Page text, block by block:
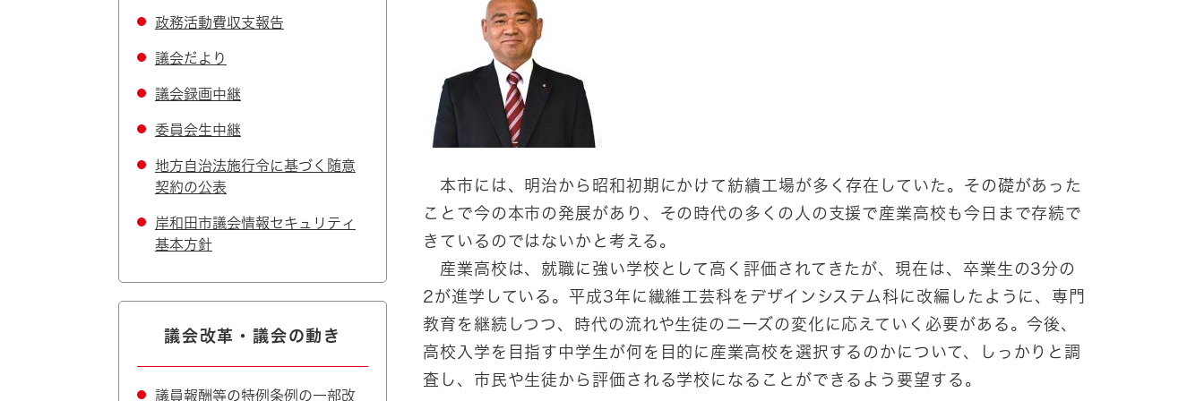
本市には、明治から昭和初期にかけて紡績工場が多く存在していた。その礎があった
ことで今の本市の発展があり、その時代の多くの人の支援で産業高校も今日まで存続で
きているのではないかと考える。
産業高校は、就職に強い学校として高く評価されてきたが、現在は、卒業生の3分の
2が進学している。平成3年に繊維工芸科をデザインシステム科に改編したように、専門
教育を継続しつつ、時代の流れや生徒のニーズの変化に応えていく必要がある。今後、
高校入学を目指す中学生が何を目的に産業高校を選択するのかについて、しっかりと調
査し、市民や生徒から評価される学校になることができるよう要望する。
政務活動費収支報告
議会だより
議会録画中継
委員会生中継
地方自治法施行令に基づく随意
契約の公表
岸和田市議会情報セキュリティ
基本方針
議会改革・議会の動き
議員報酬等の特例条例の一部改